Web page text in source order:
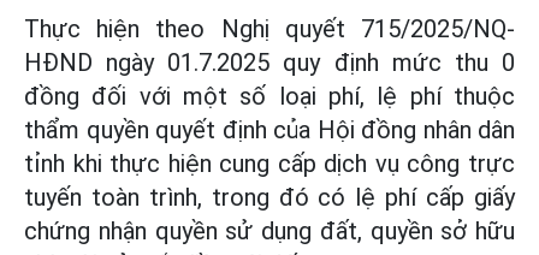
Thực hiện theo Nghị quyết 715/2025/NQ-
HĐND ngày 01.7.2025 quy định mức thu 0
đồng đối với một số loại phí, lệ phí thuộc
thẩm quyền quyết định của Hội đồng nhân dân
tỉnh khi thực hiện cung cấp dịch vụ công trực
tuyến toàn trình, trong đó có lệ phí cấp giấy
chứng nhận quyền sử dụng đất, quyền sở hữu